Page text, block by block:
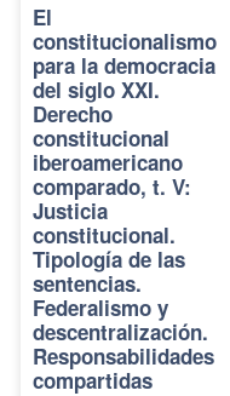
El
constitucionalismo
para la democracia
del siglo XXI.
Derecho
constitucional
iberoamericano
comparado, t. V:
Justicia
constitucional.
Tipología de las
sentencias.
Federalismo y
descentralización.
Responsabilidades
compartidas